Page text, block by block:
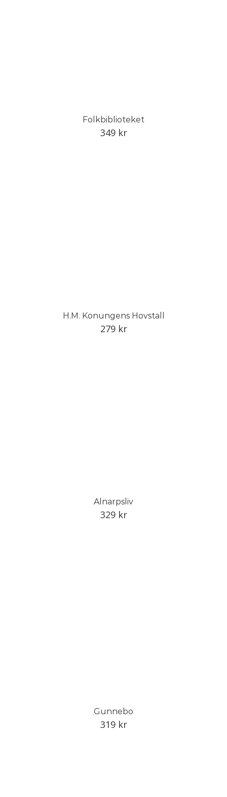
Folkbiblioteket
349 kr
H.M. Konungens Hovstall
279 kr
Alnarpsliv
329 kr
Gunnebo
319 kr